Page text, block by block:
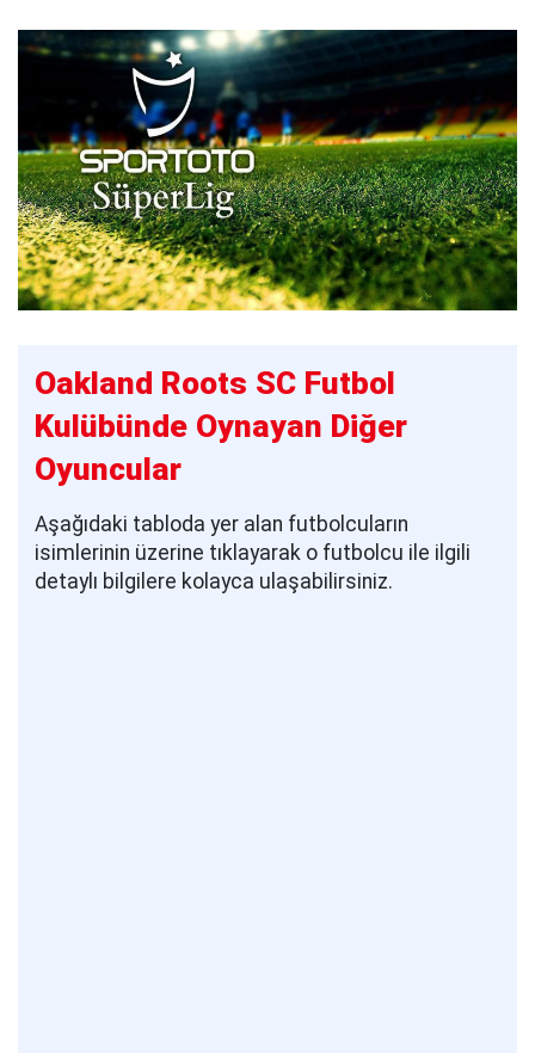
Oakland Roots SC Futbol
Kulübünde Oynayan Diğer
Oyuncular
Aşağıdaki tabloda yer alan futbolcuların
isimlerinin üzerine tıklayarak o futbolcu ile ilgili
detaylı bilgilere kolayca ulaşabilirsiniz.